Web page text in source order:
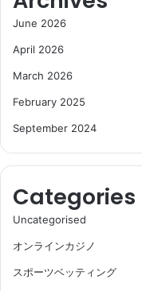
June 2026
April 2026
March 2026
February 2025
September 2024
Categories
Uncategorised
オンラインカジノ
スポーツベッティング